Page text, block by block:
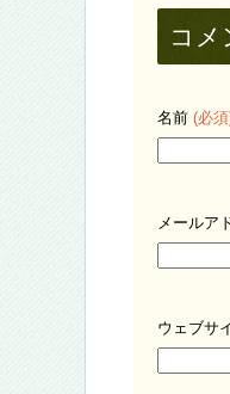
コメ
名前 (必
メールア
ウェブサ